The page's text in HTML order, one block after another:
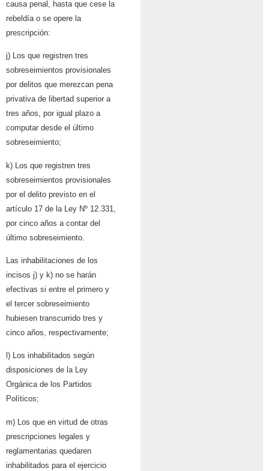
causa penal, hasta que cese la
rebeldía o se opere la
prescripción:
j) Los que registren tres
sobreseimientos provisionales
por delitos que merezcan pena
privativa de libertad superior a
tres años, por igual plazo a
computar desde el último
sobreseimiento;
k) Los que registren tres
sobreseimientos provisionales
por el delito previsto en el
artículo 17 de la Ley Nº 12.331,
por cinco años a contar del
último sobreseimiento.
Las inhabilitaciones de los
incisos j) y k) no se harán
efectivas si entre el primero y
el tercer sobreseimiento
hubiesen transcurrido tres y
cinco años, respectivamente;
l) Los inhabilitados según
disposiciones de la Ley
Orgánica de los Partidos
Políticos;
m) Los que en virtud de otras
prescripciones legales y
reglamentarias quedaren
inhabilitados para el ejercicio